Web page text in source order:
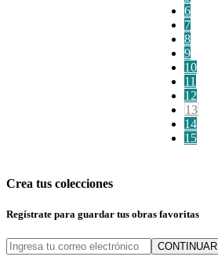
6
7
8
9
10
11
12
13
14
15
Crea tus colecciones
Regístrate para guardar tus obras favoritas
CONTINUAR